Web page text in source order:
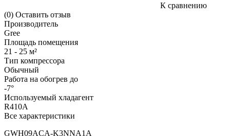
К сравнению
(0) Оставить отзыв
Производитель
Gree
Площадь помещения
21 - 25 м²
Тип компрессора
Обычный
Работа на обогрев до
-7°
Используемый хладагент
R410A
Все характеристики
GWH09ACA-K3NNA1A